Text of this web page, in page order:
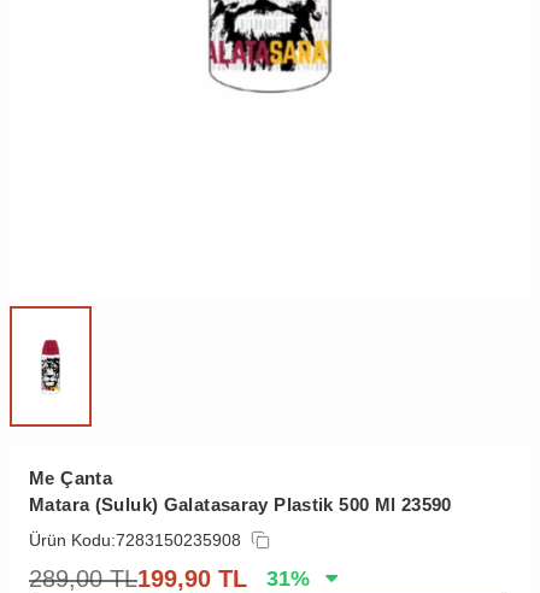
Me Çanta
Matara (Suluk) Galatasaray Plastik 500 Ml 23590
Ürün Kodu:7283150235908
289,00 TL199,90 TL 31%